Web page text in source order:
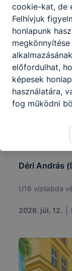
2026. júl. 14.
Déri András
U16 vízilabda
2026. júl. 12.
cookie-kat, de
Felhívjuk
honlapunk
előfordulhat,
képesek
használatára,
fog működni